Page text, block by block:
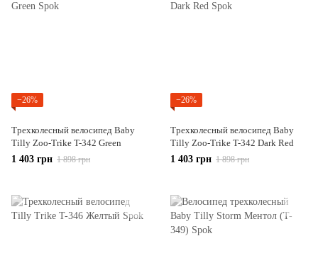
−26%
Трехколесный велосипед Baby
Tilly Zoo-Trike T-342 Green
1 403 грн 1 898 грн
−26%
Трехколесный велосипед Baby
Tilly Zoo-Trike T-342 Dark Red
1 403 грн 1 898 грн